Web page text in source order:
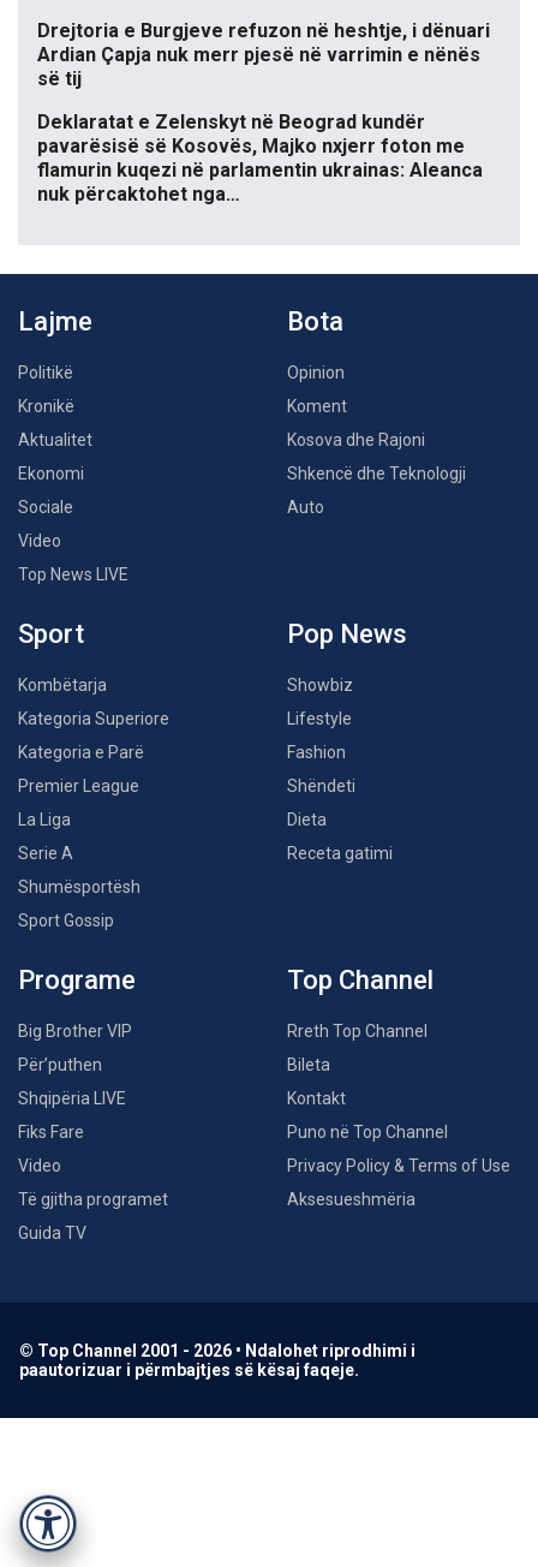
Accessibility
Drejtoria e Burgjeve refuzon në heshtje, i dënuari
Ardian Çapja nuk merr pjesë në varrimin e nënës
së tij
Deklaratat e Zelenskyt në Beograd kundër
pavarësisë së Kosovës, Majko nxjerr foton me
flamurin kuqezi në parlamentin ukrainas: Aleanca
nuk përcaktohet nga…
Lajme
Politikë
Kronikë
Aktualitet
Ekonomi
Sociale
Video
Top News LIVE
Bota
Opinion
Koment
Kosova dhe Rajoni
Shkencë dhe Teknologji
Auto
Sport
Kombëtarja
Kategoria Superiore
Kategoria e Parë
Premier League
La Liga
Serie A
Shumësportësh
Sport Gossip
Pop News
Showbiz
Lifestyle
Fashion
Shëndeti
Dieta
Receta gatimi
Programe
Big Brother VIP
Për’puthen
Shqipëria LIVE
Fiks Fare
Video
Të gjitha programet
Guida TV
Top Channel
Rreth Top Channel
Bileta
Kontakt
Puno në Top Channel
Privacy Policy & Terms of Use
Aksesueshmëria
© Top Channel 2001 - 2026 • Ndalohet riprodhimi i
paautorizuar i përmbajtjes së kësaj faqeje.